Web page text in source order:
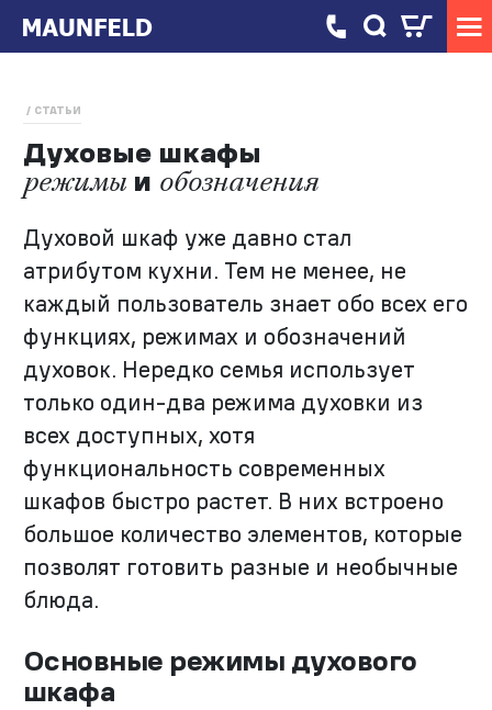
СТАТЬИ
Духовые шкафы
режимыи обозначения
Духовой шкаф уже давно стал
атрибутом кухни. Тем не менее, не
каждый пользователь знает обо всех его
функциях, режимах и обозначений
духовок. Нередко семья использует
только один-два режима духовки из
всех доступных, хотя
функциональность современных
шкафов быстро растет. В них встроено
большое количество элементов, которые
позволят готовить разные и необычные
блюда.
Основные режимы духового
шкафа